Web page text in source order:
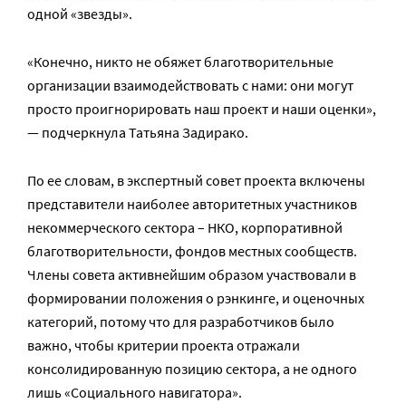
одной «звезды».
«Конечно, никто не обяжет благотворительные
организации взаимодействовать с нами: они могут
просто проигнорировать наш проект и наши оценки»,
— подчеркнула Татьяна Задирако.
По ее словам, в экспертный совет проекта включены
представители наиболее авторитетных участников
некоммерческого сектора – НКО, корпоративной
благотворительности, фондов местных сообществ.
Члены совета активнейшим образом участвовали в
формировании положения о рэнкинге, и оценочных
категорий, потому что для разработчиков было
важно, чтобы критерии проекта отражали
консолидированную позицию сектора, а не одного
лишь «Социального навигатора».